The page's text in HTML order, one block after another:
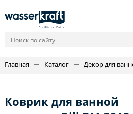
Главная Каталог Декор для
Коврик для ванной